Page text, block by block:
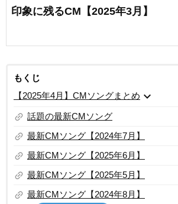
印象に残るCM【2025年3月】
もくじ
【2025年4月】CMソングまとめ expand_more
link 話題の最新CMソング
link 最新CMソング【2024年7月】
link 最新CMソング【2025年6月】
link 最新CMソング【2025年5月】
link 最新CMソング【2024年8月】